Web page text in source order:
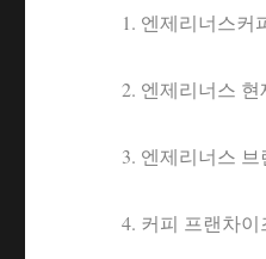
1. 엔제리너스커
2. 엔제리너스 현
3. 엔제리너스
4. 커피 프랜차